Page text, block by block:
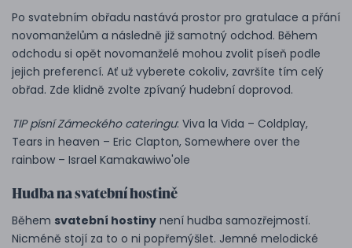
Po svatebním obřadu nastává prostor pro gratulace a přání
novomanželům a následně již samotný odchod. Během
odchodu si opět novomanželé mohou zvolit píseň podle
jejich preferencí. Ať už vyberete cokoliv, završíte tím celý
obřad. Zde klidně zvolte zpívaný hudební doprovod.
TIP písní Zámeckého cateringu: Viva la Vida – Coldplay,
Tears in heaven – Eric Clapton, Somewhere over the
rainbow – Israel Kamakawiwo'ole
Hudba na svatební hostině
Během svatební hostiny není hudba samozřejmostí.
Nicméně stojí za to o ni popřemýšlet. Jemné melodické